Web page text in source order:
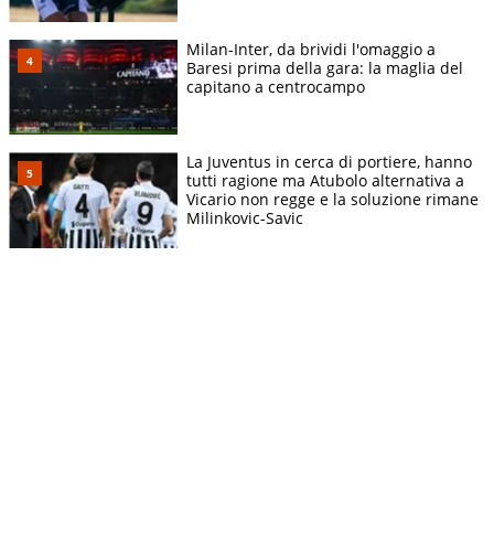
Milan-Inter, da brividi l'omaggio a
Baresi prima della gara: la maglia del
capitano a centrocampo
La Juventus in cerca di portiere, hanno
tutti ragione ma Atubolo alternativa a
Vicario non regge e la soluzione rimane
Milinkovic-Savic